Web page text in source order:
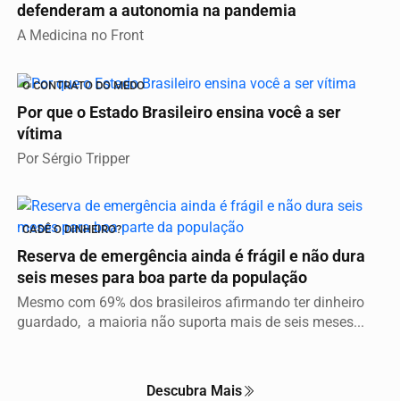
defenderam a autonomia na pandemia
A Medicina no Front
O CONTRATO DO MEDO
Por que o Estado Brasileiro ensina você a ser
vítima
Por Sérgio Tripper
CADÊ O DINHEIRO?
Reserva de emergência ainda é frágil e não dura
seis meses para boa parte da população
Mesmo com 69% dos brasileiros afirmando ter dinheiro
guardado, a maioria não suporta mais de seis meses...
Descubra Mais